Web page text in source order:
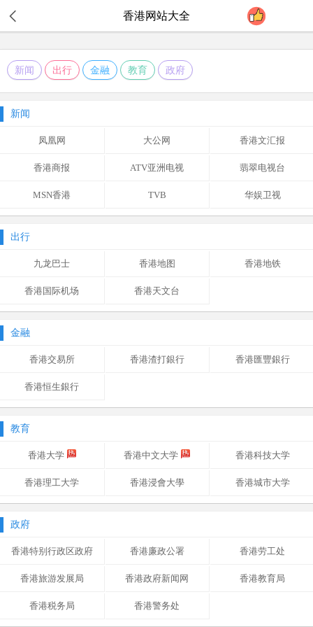
香港网站大全
新闻 出行 金融 教育 政府
新闻
凤凰网 大公网 香港文汇报
香港商报 ATV亚洲电视 翡翠电视台
MSN香港 TVB 华娱卫视
出行
九龙巴士 香港地图 香港地铁
香港国际机场 香港天文台
金融
香港交易所 香港渣打銀行 香港匯豐銀行
香港恒生銀行
教育
香港大学 香港中文大学 香港科技大学
香港理工大学 香港浸會大學 香港城市大学
政府
香港特别行政区政府 香港廉政公署 香港劳工处
香港旅游发展局 香港政府新闻网 香港教育局
香港税务局 香港警务处